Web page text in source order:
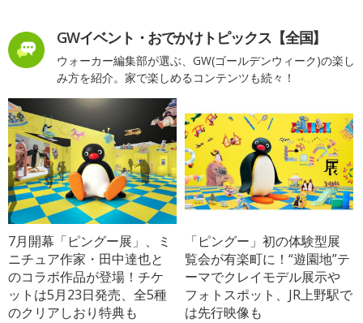
GWイベント・おでかけトピックス【全国】
ウォーカー編集部が選ぶ、GW(ゴールデンウィーク)の楽し
み方を紹介。家で楽しめるコンテンツも続々！
7月開幕「ピングー展」、ミ
ニチュア作家・田中達也と
のコラボ作品が登場！チケ
ットは5月23日発売、全5種
のクリアしおり特典も
「ピングー」初の体験型展
覧会が有楽町に！“遊園地”テ
ーマでクレイモデル展示や
フォトスポット、JR上野駅で
は先行映像も